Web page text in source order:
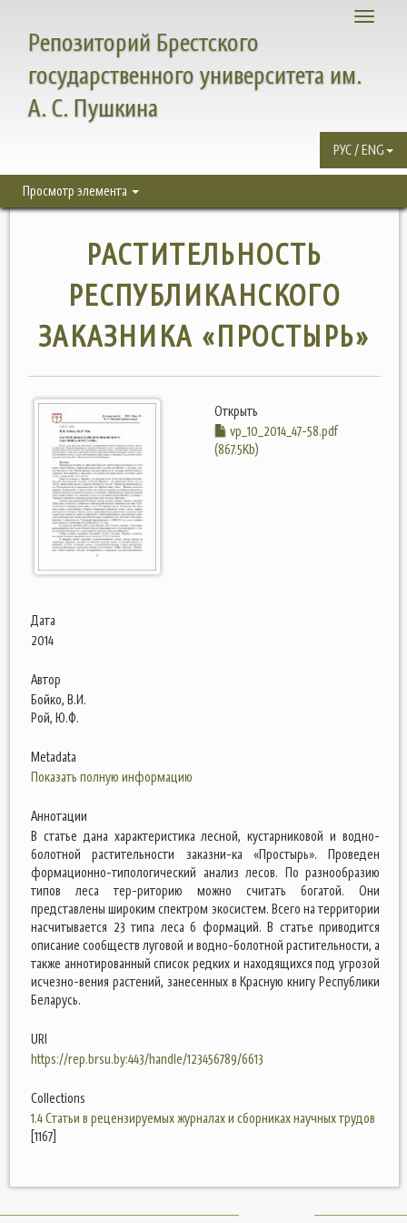
Toggle
Репозиторий Брестского
государственного университета им.
А. С. Пушкина
РУС / ENG
Просмотр элемента
РАСТИТЕЛЬНОСТЬ
РЕСПУБЛИКАНСКОГО
ЗАКАЗНИКА «ПРОСТЫРЬ»
Открыть
vp_10_2014_47-58.pdf
(867.5Kb)
Дата
2014
Автор
Бойко, В.И.
Рой, Ю.Ф.
Metadata
Показать полную информацию
Аннотации
В статье дана характеристика лесной, кустарниковой и водно-
болотной растительности заказни-ка «Простырь». Проведен
формационно-типологический анализ лесов. По разнообразию
типов леса тер-риторию можно считать богатой. Они
представлены широким спектром экосистем. Всего на территории
насчитывается 23 типа леса 6 формаций. В статье приводится
описание сообществ луговой и водно-болотной растительности, а
также аннотированный список редких и находящихся под угрозой
исчезно-вения растений, занесенных в Красную книгу Республики
Беларусь.
URI
https://rep.brsu.by:443/handle/123456789/6613
Collections
1.4 Статьи в рецензируемых журналах и сборниках научных трудов
[1167]